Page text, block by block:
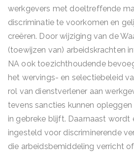
werkgevers met doeltreffende
discriminatie te voorkomen en
creëren. Door wijziging van de
(toewijzen van) arbeidskrachten
NA ook toezichthoudende
het wervings- en selectiebeleid
rol van dienstverlener aan
tevens sancties kunnen
in gebreke blijft. Daarnaast wordt
ingesteld voor discriminerende
die arbeidsbemiddeling verricht